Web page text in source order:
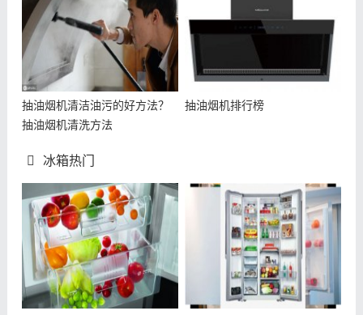
抽油烟机清洁油污的好方法？
抽油烟机清洗方法
抽油烟机排行榜
冰箱热门